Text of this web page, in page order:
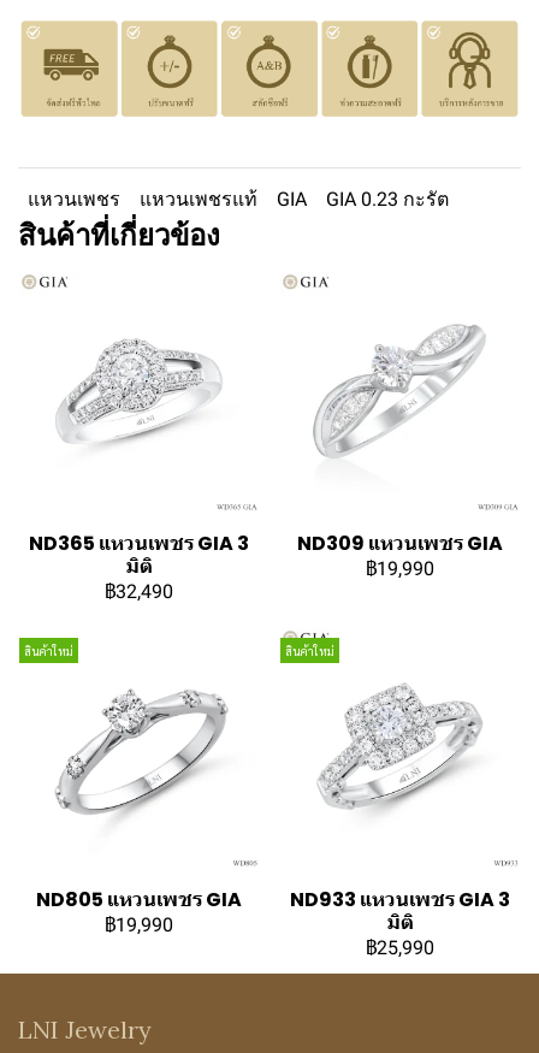
แหวนเพชร แหวนเพชรแท้ GIA GIA 0.23 กะรัต
สินค้าที่เกี่ยวข้อง
ND365 แหวนเพชร GIA 3
มิติ
฿32,490
ND309 แหวนเพชร GIA
฿19,990
สินค้าใหม่
ND805 แหวนเพชร GIA
฿19,990
สินค้าใหม่
ND933 แหวนเพชร GIA 3
มิติ
฿25,990
LNI Jewelry